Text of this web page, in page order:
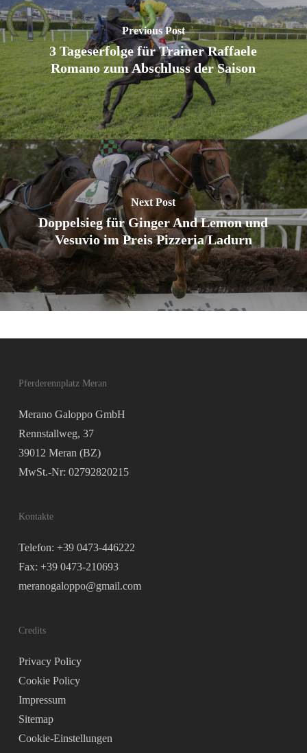
Previous Post
3 Tageserfolge für Trainer Raffaele
Romano zum Abschluss der Saison
Next Post
Doppelsieg für Ginger And Lemon und
Vesuvio im Preis Pizzeria Ladurn
Pferderennplatz Meran
Merano Galoppo GmbH
Rennstallweg, 37
39012 Meran (BZ)
MwSt.-Nr: 02792820215
Kontakte
Telefon: +39 0473-446222
Fax: +39 0473-210693
meranogaloppo@gmail.com
Credits
Privacy Policy
Cookie Policy
Impressum
Sitemap
Cookie-Einstellungen